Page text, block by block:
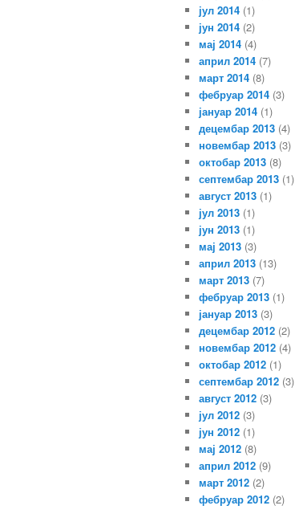
јул 2014 (1)
јун 2014 (2)
мај 2014 (4)
април 2014 (7)
март 2014 (8)
фебруар 2014 (3)
јануар 2014 (1)
децембар 2013 (4)
новембар 2013 (3)
октобар 2013 (8)
септембар 2013 (1)
август 2013 (1)
јул 2013 (1)
јун 2013 (1)
мај 2013 (3)
април 2013 (13)
март 2013 (7)
фебруар 2013 (1)
јануар 2013 (3)
децембар 2012 (2)
новембар 2012 (4)
октобар 2012 (1)
септембар 2012 (3)
август 2012 (3)
јул 2012 (3)
јун 2012 (1)
мај 2012 (8)
април 2012 (9)
март 2012 (2)
фебруар 2012 (2)